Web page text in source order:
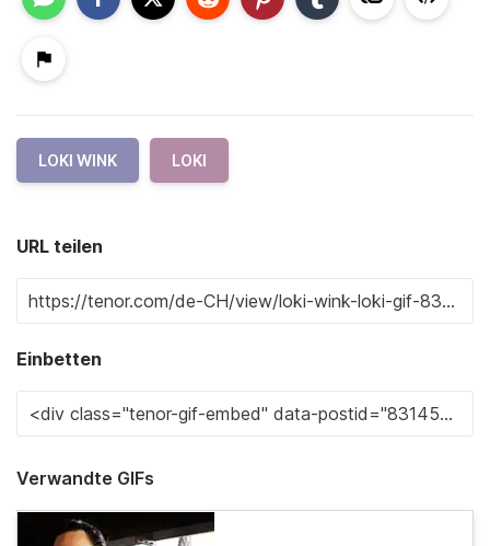
LOKI WINK LOKI
URL teilen
Einbetten
Verwandte GIFs